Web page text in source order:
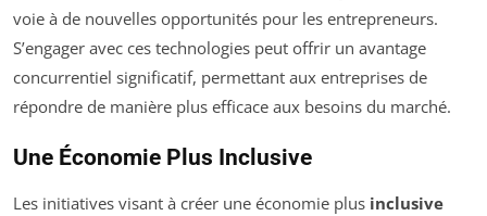
voie à de nouvelles opportunités pour les entrepreneurs.
S’engager avec ces technologies peut offrir un avantage
concurrentiel significatif, permettant aux entreprises de
répondre de manière plus efficace aux besoins du marché.
Une Économie Plus Inclusive
Les initiatives visant à créer une économie plus inclusive